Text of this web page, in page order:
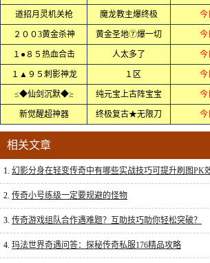
道招月灵机关枪 魔龙教主爆终极
２００3黄金杀神 黄金圣地⑦爆一切
１●８５热血合击 人太多了
１▲９５刺影神龙 １区
≤◆仙剑沉默◆≥ 纯元宝上古阵宝宝
新觉醒超神器 终极复古★无限刀
相关文章
1. 幻影分身在轻变传奇中有哪些实战技巧可提升刷图PK
2. 传奇小号练级一定要规避的怪物
3. 传奇游戏组队合作遇难题？互助技巧助你轻松突破？
4. 玛法世界奇遇问答：探秘传奇私服176精品攻略